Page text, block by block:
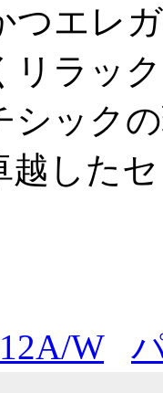
つエレ
リラッ
シック
越した
W